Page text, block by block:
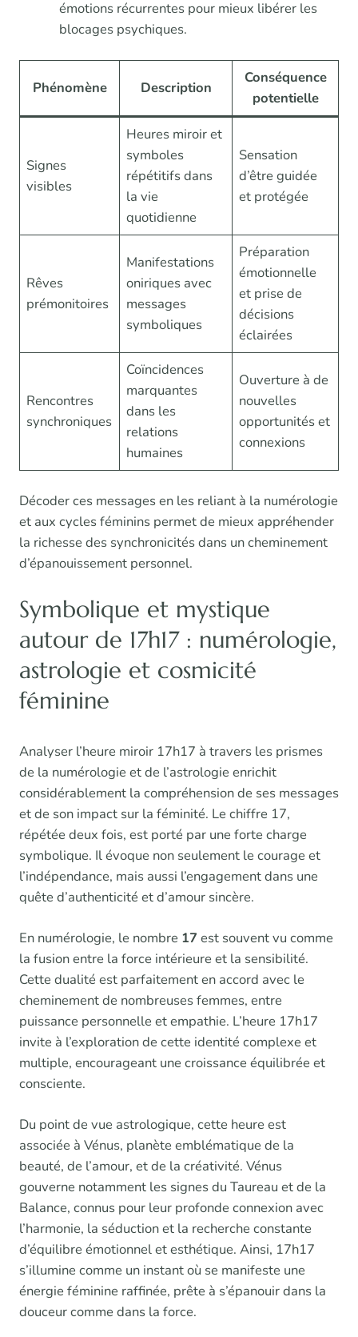
émotions récurrentes pour mieux libérer les
blocages psychiques.
Phénomène Description
Conséquence
potentielle
Signes
visibles
Heures miroir et
symboles
répétitifs dans
la vie
quotidienne
Sensation
d’être guidée
et protégée
Rêves
prémonitoires
Manifestations
oniriques avec
messages
symboliques
Préparation
émotionnelle
et prise de
décisions
éclairées
Rencontres
synchroniques
Coïncidences
marquantes
dans les
relations
humaines
Ouverture à de
nouvelles
opportunités et
connexions
Décoder ces messages en les reliant à la numérologie
et aux cycles féminins permet de mieux appréhender
la richesse des synchronicités dans un cheminement
d’épanouissement personnel.
Symbolique et mystique
autour de 17h17 : numérologie,
astrologie et cosmicité
féminine
Analyser l’heure miroir 17h17 à travers les prismes
de la numérologie et de l’astrologie enrichit
considérablement la compréhension de ses messages
et de son impact sur la féminité. Le chiffre 17,
répétée deux fois, est porté par une forte charge
symbolique. Il évoque non seulement le courage et
l’indépendance, mais aussi l’engagement dans une
quête d’authenticité et d’amour sincère.
En numérologie, le nombre 17 est souvent vu comme
la fusion entre la force intérieure et la sensibilité.
Cette dualité est parfaitement en accord avec le
cheminement de nombreuses femmes, entre
puissance personnelle et empathie. L’heure 17h17
invite à l’exploration de cette identité complexe et
multiple, encourageant une croissance équilibrée et
consciente.
Du point de vue astrologique, cette heure est
associée à Vénus, planète emblématique de la
beauté, de l’amour, et de la créativité. Vénus
gouverne notamment les signes du Taureau et de la
Balance, connus pour leur profonde connexion avec
l’harmonie, la séduction et la recherche constante
d’équilibre émotionnel et esthétique. Ainsi, 17h17
s’illumine comme un instant où se manifeste une
énergie féminine raffinée, prête à s’épanouir dans la
douceur comme dans la force.